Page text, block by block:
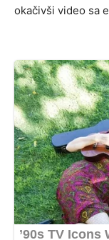
okačivši video sa